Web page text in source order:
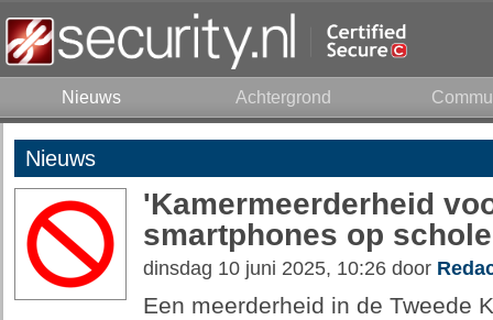
Nieuws Achtergrond
Nieuws
'Kamermeerderheid
smartphones op
dinsdag 10 juni 2025, 10:26 door
Een meerderheid in de Tweede